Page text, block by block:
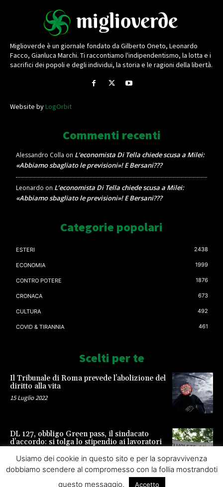
Miglioverde è un giornale fondato da Gilberto Oneto, Leonardo
Facco, Gianluca Marchi. Ti raccontiamo l'indipendentismo, la lotta e i
sacrifici dei popoli e degli individui, la storia e le ragioni della libertà.
Website byLogOrbit
Commenti recenti
Alessandro Colla on L’economista Di Tella chiede scusa a Milei:
«Abbiamo sbagliato le previsioni»! E Bersani???
Leonardo on L’economista Di Tella chiede scusa a Milei:
«Abbiamo sbagliato le previsioni»! E Bersani???
Categorie popolari
ESTERI 2438
ECONOMIA 1999
CONTRO POTERE 1876
CRONACA 673
CULTURA 492
COVID & TIRANNIA 461
Scelti per te
Il Tribunale di Roma prevede l’abolizione del
diritto alla vita
15 Luglio 2022
DL 127, obbligo Green pass, il sindacato
d’accordo: si tolga lo stipendio ai lavoratori
Usiamo dei cookie in questo sito e per la sopravvivenza
dobbiamo scendere al compromesso con la follia mostrandoti
questo messaggio.
Accetto